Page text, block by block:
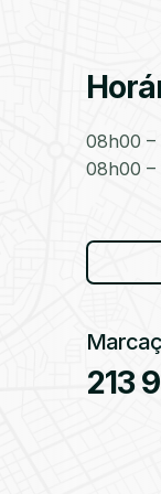
08h00 –
08h00 –
213